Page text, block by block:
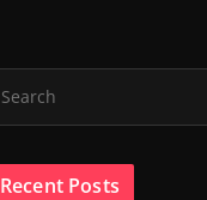
Recent Posts